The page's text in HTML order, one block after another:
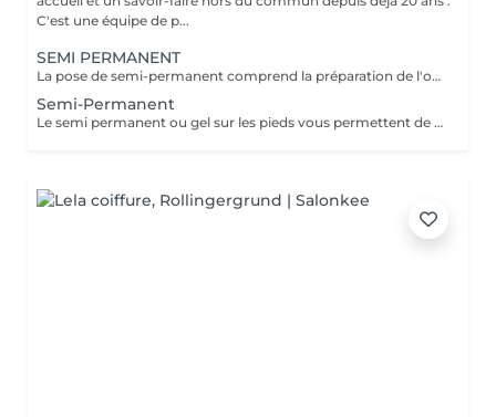
C'est une équipe de p...
SEMI PERMANENT
La pose de semi-permanent comprend la préparation de l'ongle, la mise en forme, le soin des cuticules et l'application de la couleur choisie. Grâce à sa tenue longue durée, le semi-permanent offre une brillance parfaite et une tenue de 2 à 3 semaines, sans ecaillement, pour des ongles impeccables au quotidien.
Semi-Permanent
Le semi permanent ou gel sur les pieds vous permettent de conserver , tel un vernis longue durée , une couleur pour une tenue de 4 à 6 semaines ( maximum) . Le retrait doit se faire en institut uniquement et nous recommandons de demander conseil à une de nos collaboratrices quant à la répétition de cette prestation. Comme chaque cliente est unique nous vous invitons à nous contacter pour d'avantages d'informations .